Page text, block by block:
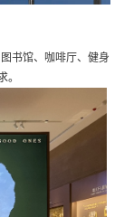
书馆、咖啡厅、健身
。